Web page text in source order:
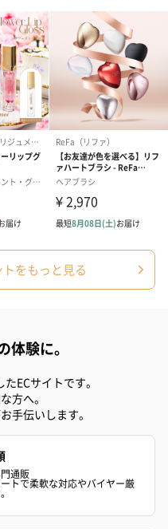
ェル＆ハン
（ピンクグ
ーツ）
）
シャワージェ
ドクリーム（
ッシュローズ
円）
します。
剤4点セット
【Thank you
をもっと見る
体験に。
ECサイトです。
方へ。
手伝いします。
通販
トで柔軟な対応やバイヤー厳